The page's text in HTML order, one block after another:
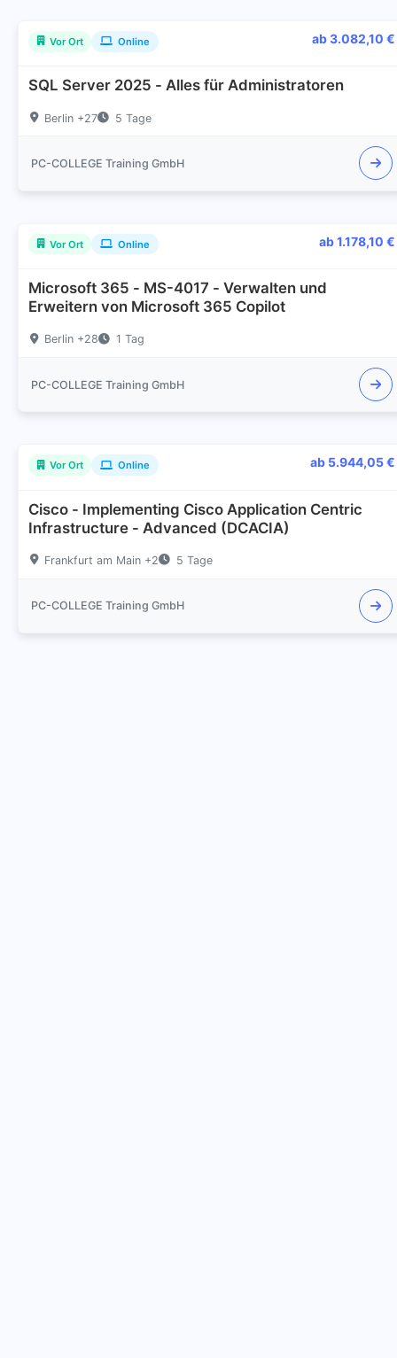
Vor Ort Online ab 3.082,10 €
SQL Server 2025 - Alles für Administratoren
Berlin +27 5 Tage
PC-COLLEGE Training GmbH
Vor Ort Online ab 1.178,10 €
Microsoft 365 - MS-4017 - Verwalten und
Erweitern von Microsoft 365 Copilot
Berlin +28 1 Tag
PC-COLLEGE Training GmbH
Vor Ort Online ab 5.944,05 €
Cisco - Implementing Cisco Application Centric
Infrastructure - Advanced (DCACIA)
Frankfurt am Main +2 5 Tage
PC-COLLEGE Training GmbH